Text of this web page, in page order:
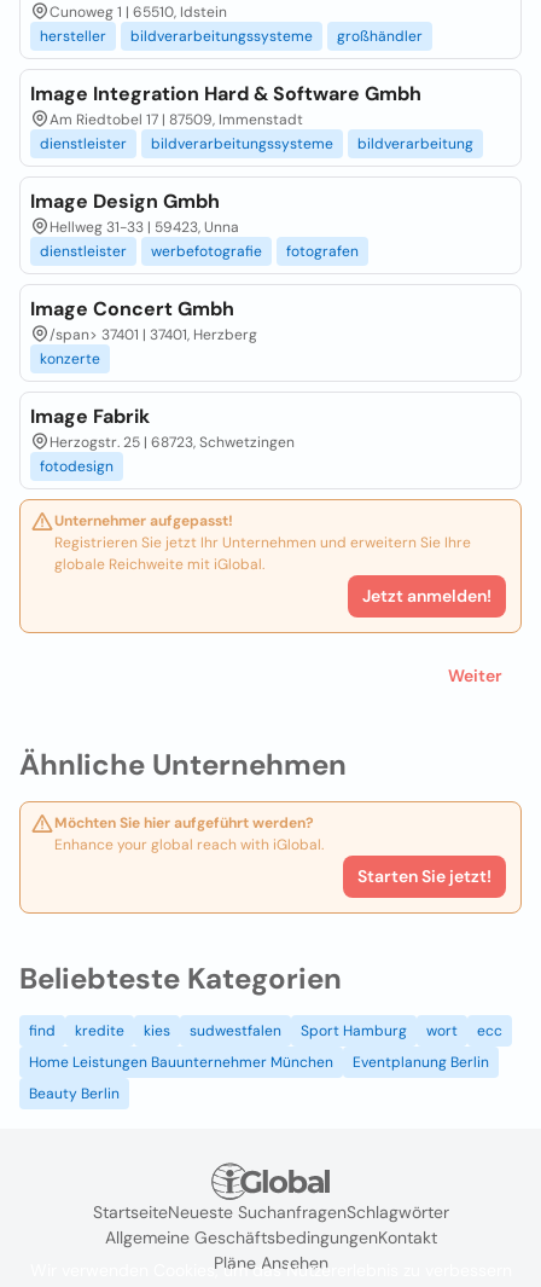
Ähnliche Unternehmen
Möchten Sie hier aufgeführt werden?
Enhance your global reach with iGlobal.
Starten Sie jetzt!
Cunoweg 1 | 65510, Idstein
hersteller
bildverarbeitungssysteme großhändler
Image Integration Hard & Software Gmbh
Am Riedtobel 17 | 87509, Immenstadt
dienstleister
bildverarbeitungssysteme bildverarbeitung
Image Design Gmbh
Hellweg 31-33 | 59423, Unna
dienstleister
werbefotografie fotografen
Image Concert Gmbh
/span> 37401 | 37401, Herzberg
konzerte
Image Fabrik
Herzogstr. 25 | 68723, Schwetzingen
fotodesign
Unternehmer aufgepasst!
Registrieren Sie jetzt Ihr Unternehmen und erweitern Sie Ihre
globale Reichweite mit iGlobal.
Jetzt anmelden!
Weiter
Beliebteste Kategorien
find kredite kies sudwestfalen Sport Hamburg wort
ecc
Home Leistungen Bauunternehmer München
Eventplanung Berlin
Beauty Berlin
StartseiteNeueste SuchanfragenSchlagwörter
Allgemeine GeschäftsbedingungenKontakt
Pläne Ansehen
Wir verwenden Cookies, um das Nutzererlebnis zu verbessern